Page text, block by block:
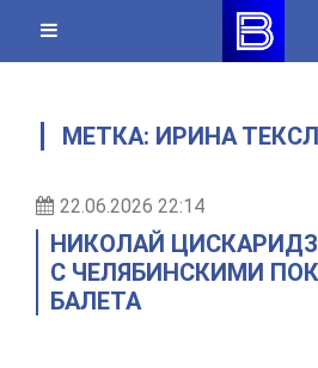
content
МЕТКА: ИРИНА
22.06.2026 22:14
НИКОЛАЙ
С ЧЕЛЯБИНСКИМИ
БАЛЕТА